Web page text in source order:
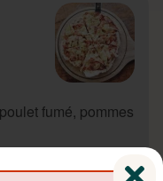
fumé, pommes